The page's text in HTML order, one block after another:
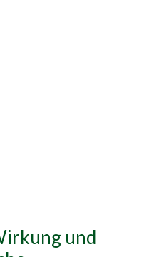
und